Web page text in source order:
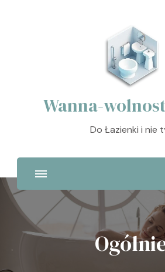
Wanna-
Do Łazienki i nie